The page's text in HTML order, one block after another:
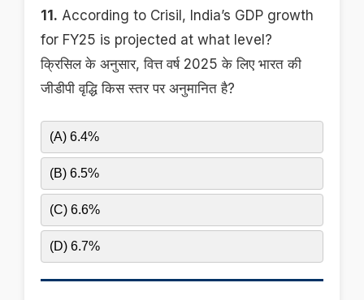
11. According to Crisil, India’s GDP growth
for FY25 is projected at what level?
क्रिसिल के अनुसार, वित्त वर्ष 2025 के लिए भारत की
जीडीपी वृद्धि किस स्तर पर अनुमानित है?
(A) 6.4%
(B) 6.5%
(C) 6.6%
(D) 6.7%